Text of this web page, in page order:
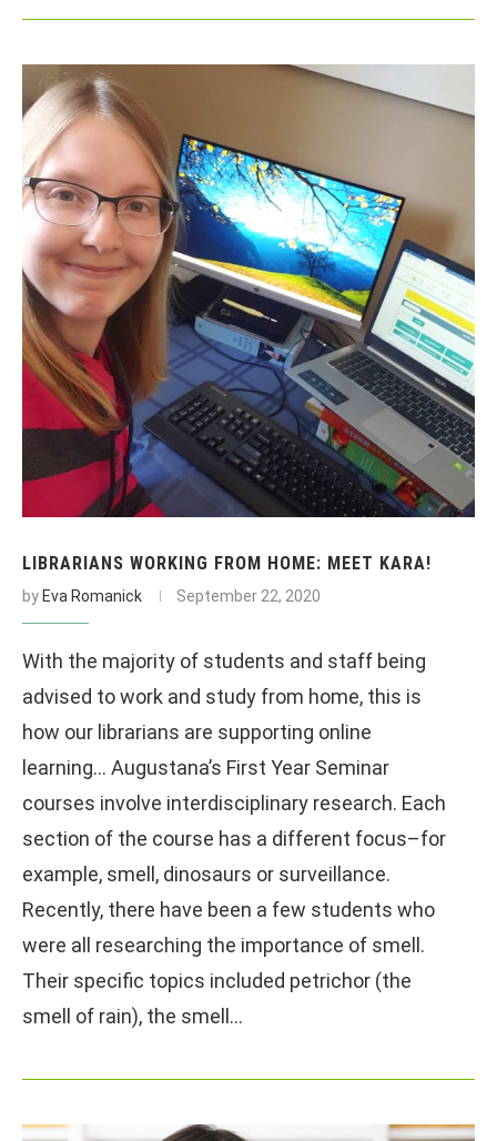
LIBRARIANS WORKING FROM HOME: MEET KARA!
by Eva Romanick September 22, 2020
With the majority of students and staff being
advised to work and study from home, this is
how our librarians are supporting online
learning… Augustana’s First Year Seminar
courses involve interdisciplinary research. Each
section of the course has a different focus–for
example, smell, dinosaurs or surveillance.
Recently, there have been a few students who
were all researching the importance of smell.
Their specific topics included petrichor (the
smell of rain), the smell…